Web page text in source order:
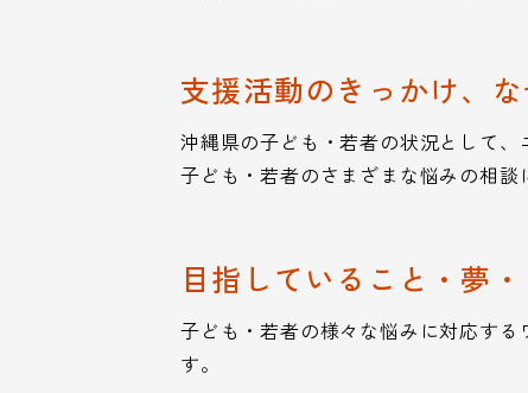
支援活動のきっかけ、
沖縄県の子ども・若者の状況として
子ども・若者のさまざまな悩みの相談
目指していること・夢
子ども・若者の様々な悩みに対応す
す。